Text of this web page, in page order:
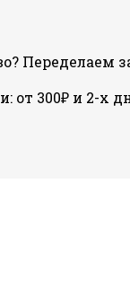
Переделаем
от 300₽ и 2-х